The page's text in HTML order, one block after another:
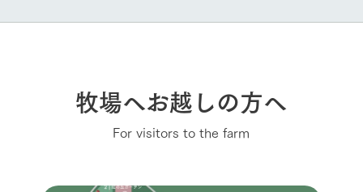
牧場へお越しの方へ
For visitors to the farm